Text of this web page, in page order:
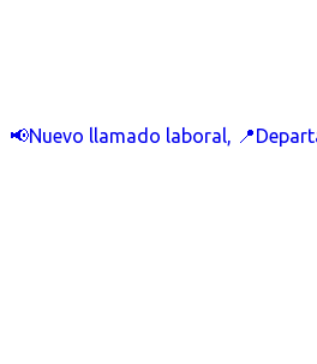
📢Nuevo llamado laboral,